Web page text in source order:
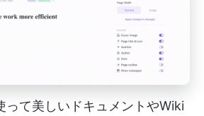
て美しいドキュメントやWiki